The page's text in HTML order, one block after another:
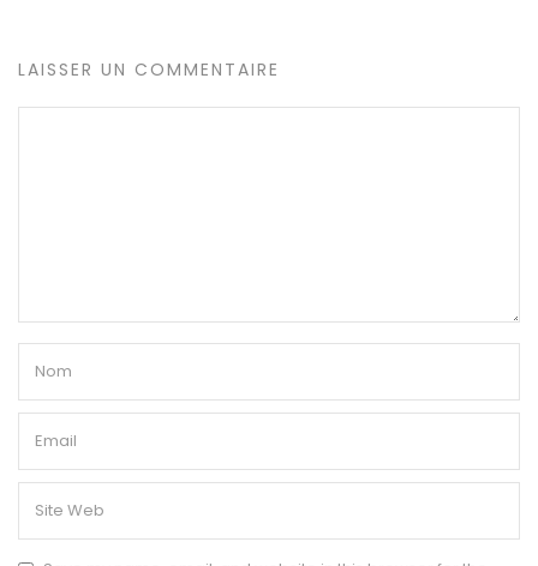
LAISSER UN COMMENTAIRE